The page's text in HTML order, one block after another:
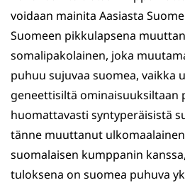
voidaan mainita Aasiasta
Suomeen pikkulapsena
somalipakolainen, joka
puhuu sujuvaa suomea, vaikka
geneettisiltä ominaisuuksiltaan
huomattavasti syntyperäisistä
tänne muuttanut
suomalaisen kumppanin
tuloksena on suomea puhuva